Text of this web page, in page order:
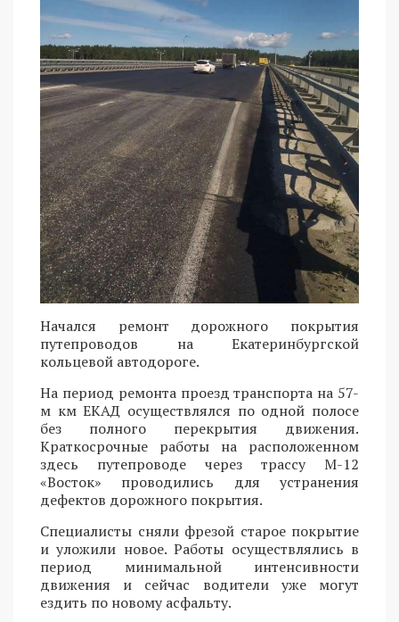
Начался ремонт дорожного покрытия
путепроводов на Екатеринбургской
кольцевой автодороге.
На период ремонта проезд транспорта на 57-
м км ЕКАД осуществлялся по одной полосе
без полного перекрытия движения.
Краткосрочные работы на расположенном
здесь путепроводе через трассу М-12
«Восток» проводились для устранения
дефектов дорожного покрытия.
Специалисты сняли фрезой старое покрытие
и уложили новое. Работы осуществлялись в
период минимальной интенсивности
движения и сейчас водители уже могут
ездить по новому асфальту.